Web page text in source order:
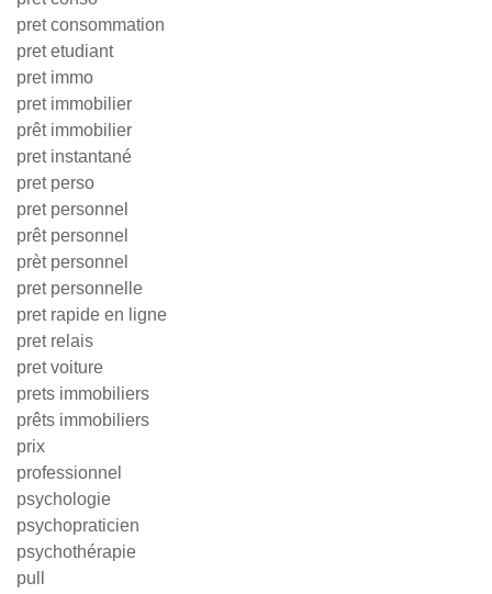
pret consommation
pret etudiant
pret immo
pret immobilier
prêt immobilier
pret instantané
pret perso
pret personnel
prêt personnel
prèt personnel
pret personnelle
pret rapide en ligne
pret relais
pret voiture
prets immobiliers
prêts immobiliers
prix
professionnel
psychologie
psychopraticien
psychothérapie
pull